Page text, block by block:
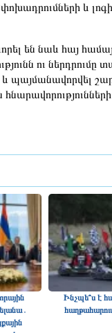
Ինչպե՞ս է
և
են նաև հայ
ու ներդրումը
պայմանավորվել